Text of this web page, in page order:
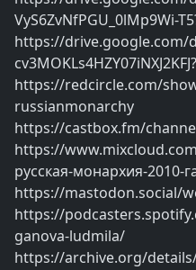
VyS6ZvNfPGU_0lMp9Wi-
https://drive.google.com/
https://redcircle.com/
russianmonarchy
https://castbox.fm/
https://
русская-монархия-2010-
https://mastodon.social/
https://
ganova-ludmila/
https://archive.org/